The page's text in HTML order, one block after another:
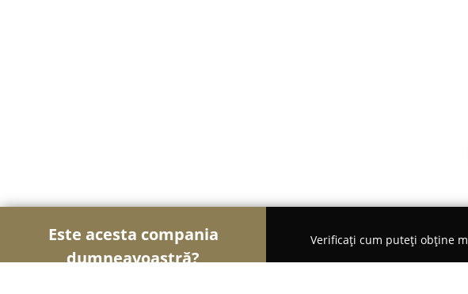
Este acesta compania
dumneavoastră?
Verificați cum puteți obține